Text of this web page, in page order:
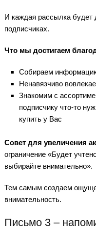
И каждая рассылка
подписчиках.
Что мы достигаем
Собираем
Ненавязчиво
Знакомим с
подписчику что-то
купить у Вас
Совет для увеличения
ограничение «Будет
выбирайте внимательно».
Тем самым создаем
внимательность.
Письмо 3 –